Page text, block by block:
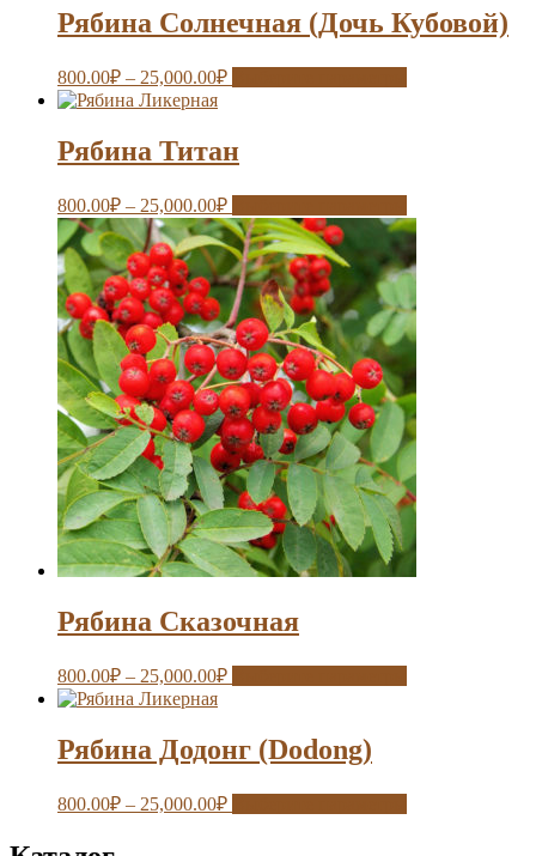
Рябина Солнечная (Дочь Кубовой)
800.00₽ – 25,000.00₽
Рябина Титан
800.00₽ – 25,000.00₽
Рябина Сказочная
800.00₽ – 25,000.00₽
Рябина Додонг (Dodong)
800.00₽ – 25,000.00₽